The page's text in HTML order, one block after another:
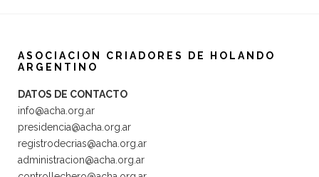
ASOCIACION CRIADORES DE HOLANDO
ARGENTINO
DATOS DE CONTACTO
info@acha.org.ar
presidencia@acha.org.ar
registrodecrias@acha.org.ar
administracion@acha.org.ar